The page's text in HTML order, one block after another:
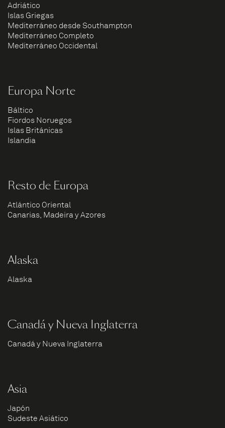
Adriático
Islas Griegas
Mediterráneo desde Southampton
Mediterráneo Completo
Mediterráneo Occidental
Europa Norte
Báltico
Fiordos Noruegos
Islas Británicas
Islandia
Resto de Europa
Atlántico Oriental
Canarias, Madeira y Azores
Alaska
Alaska
Canadá y Nueva Inglaterra
Canadá y Nueva Inglaterra
Asia
Japón
Sudeste Asiático